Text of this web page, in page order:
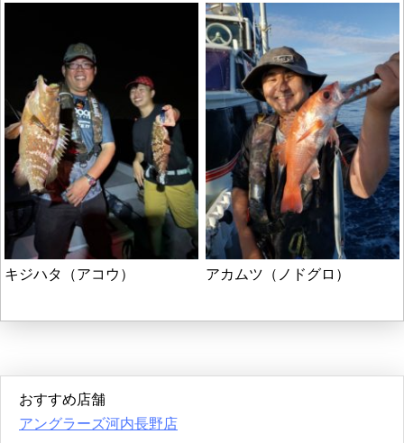
キジハタ（アコウ） アカムツ（ノドグロ）
おすすめ店舗
アングラーズ河内長野店